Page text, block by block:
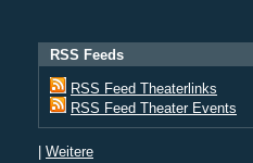
RSS Feeds
RSS Feed Theaterlinks
RSS Feed Theater Events
| Weitere